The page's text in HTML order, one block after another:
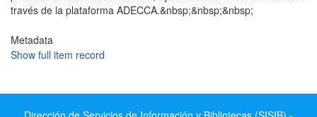
través de la plataforma ADECCA.&nbsp;&nbsp;&nbsp;
Metadata
Show full item record